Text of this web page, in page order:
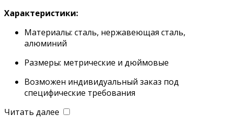
Характеристики:
Материалы: сталь, нержавеющая сталь,
алюминий
Размеры: метрические и дюймовые
Возможен индивидуальный заказ под
специфические требования
Читать далее